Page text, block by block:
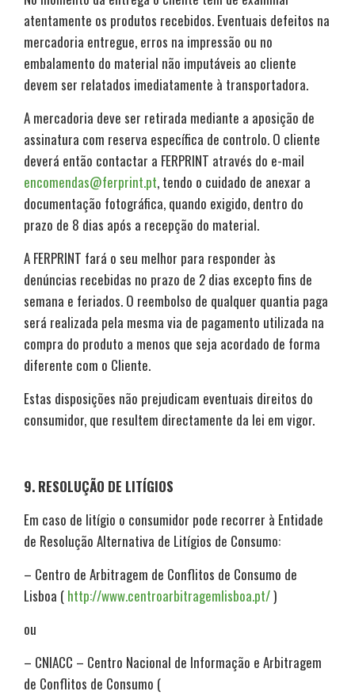
atentamente os produtos recebidos. Eventuais defeitos na
mercadoria entregue, erros na impressão ou no
embalamento do material não imputáveis ao cliente
devem ser relatados imediatamente à transportadora.
A mercadoria deve ser retirada mediante a aposição de
assinatura com reserva específica de controlo. O cliente
deverá então contactar a FERPRINT através do e-mail
encomendas@ferprint.pt, tendo o cuidado de anexar a
documentação fotográfica, quando exigido, dentro do
prazo de 8 dias após a recepção do material.
A FERPRINT fará o seu melhor para responder às
denúncias recebidas no prazo de 2 dias excepto fins de
semana e feriados. O reembolso de qualquer quantia paga
será realizada pela mesma via de pagamento utilizada na
compra do produto a menos que seja acordado de forma
diferente com o Cliente.
Estas disposições não prejudicam eventuais direitos do
consumidor, que resultem directamente da lei em vigor.
9. RESOLUÇÃO DE LITÍGIOS
Em caso de litígio o consumidor pode recorrer à Entidade
de Resolução Alternativa de Litígios de Consumo:
– Centro de Arbitragem de Conflitos de Consumo de
Lisboa ( http://www.centroarbitragemlisboa.pt/)
ou
– CNIACC – Centro Nacional de Informação e Arbitragem
de Conflitos de Consumo (